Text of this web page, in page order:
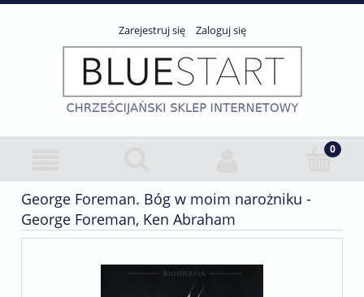
Zarejestruj się Zaloguj się
George Foreman. Bóg w moim narożniku -
George Foreman, Ken Abraham